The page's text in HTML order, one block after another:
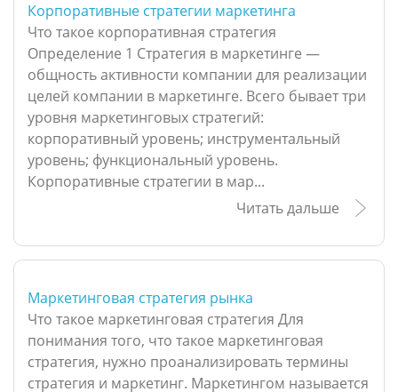
Корпоративные стратегии маркетинга
Что такое корпоративная стратегия
Определение 1 Стратегия в маркетинге —
общность активности компании для реализации
целей компании в маркетинге. Всего бывает три
уровня маркетинговых стратегий:
корпоративный уровень; инструментальный
уровень; функциональный уровень.
Корпоративные стратегии в мар...
Читать дальше
Маркетинговая стратегия рынка
Что такое маркетинговая стратегия Для
понимания того, что такое маркетинговая
стратегия, нужно проанализировать термины
стратегия и маркетинг. Маркетингом называется